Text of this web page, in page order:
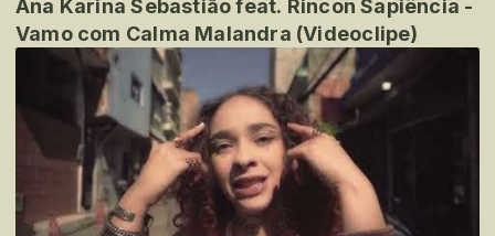
Ana Karina Sebastião feat. Rincon Sapiência -
Vamo com Calma Malandra (Videoclipe)